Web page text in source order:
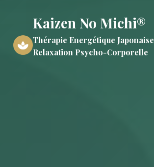
Kaizen No Michi®
Thérapie Energétique Japonaise
Relaxation Psycho-Corporelle